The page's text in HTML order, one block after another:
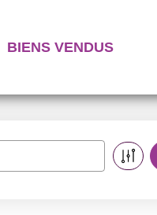
BIENS VENDUS